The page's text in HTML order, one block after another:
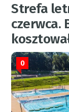
Strefa
czerwca.
0